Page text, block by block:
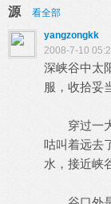
源
看全部
yangzongkk
2008-7-10
深峡谷中太
服，收拾妥
穿过一大
咕叫着远去
水，接近峡